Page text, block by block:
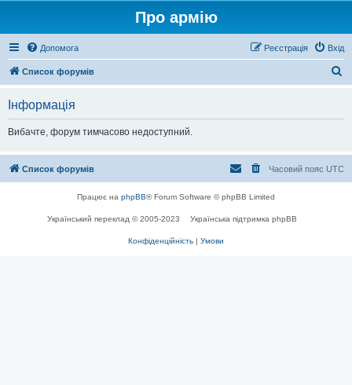
Про армію
Допомога Вхід
Реєстрація
Список форумів
Інформація
Вибачте, форум тимчасово недоступний.
Список форумів Часовий пояс UTC
Працює на phpBB® Forum Software © phpBB Limited
Український переклад © 2005-2023 Українська підтримка phpBB
Конфіденційність | Умови